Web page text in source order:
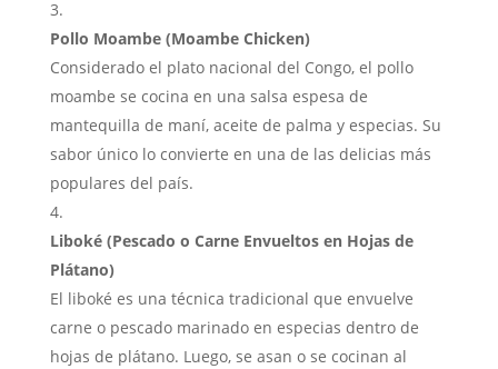
Pollo Moambe (Moambe Chicken)
Considerado el plato nacional del Congo, el pollo
moambe se cocina en una salsa espesa de
mantequilla de maní, aceite de palma y especias. Su
sabor único lo convierte en una de las delicias más
populares del país.
Liboké (Pescado o Carne Envueltos en Hojas de
Plátano)
El liboké es una técnica tradicional que envuelve
carne o pescado marinado en especias dentro de
hojas de plátano. Luego, se asan o se cocinan al